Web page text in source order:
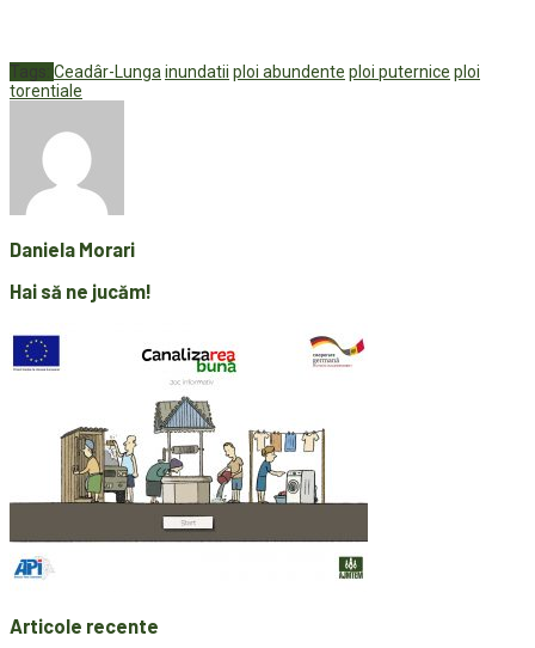
Tags: Ceadâr-Lunga inundatii ploi abundente ploi puternice ploi
torentiale
Daniela Morari
Hai să ne jucăm!
Articole recente